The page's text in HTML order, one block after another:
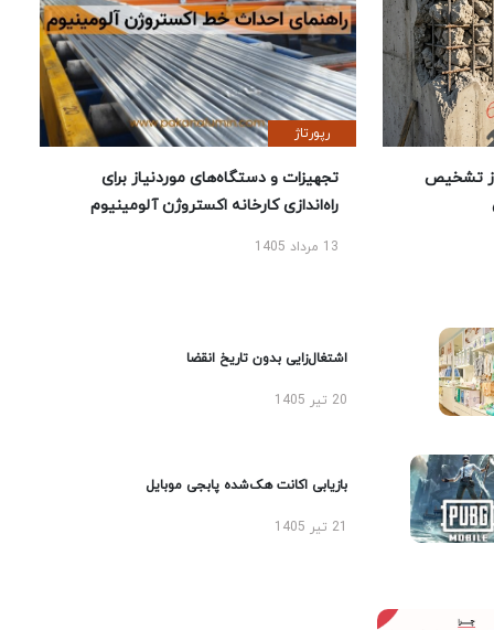
تشخیص
رپورتاژ
تجهیزات و دستگاه‌های موردنیاز برای
راه‌اندازی کارخانه اکستروژن آلومینیوم
13 مرداد 1405
اشتغال‌زایی بدون تاریخ انقضا
20 تیر 1405
بازیابی اکانت هک‌شده پابجی موبایل